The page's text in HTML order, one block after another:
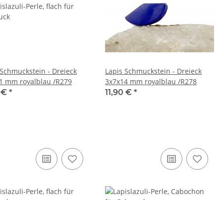
- Dreieck
mm royalblau /R279
€ *
Lapis Schmuckstein - Dreieck
3x7x14 mm royalblau /R278
11,90 € *